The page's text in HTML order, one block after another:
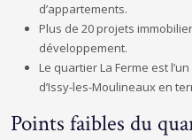
d’appartements.
Plus de 20 projets
développement.
Le quartier La Ferme est
d’Issy-les-Moulineaux en
Points faibles du